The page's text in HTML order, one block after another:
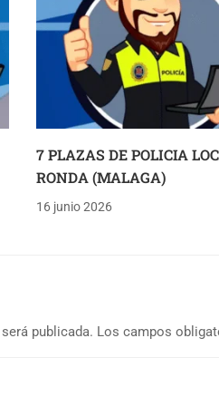
7 PLAZAS DE POLICIA
RONDA (MALAGA)
16 junio 2026
publicada. Los campos